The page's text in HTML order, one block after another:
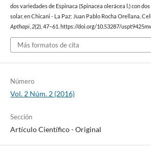
dos variedades de Espinaca (Spinacea olerácea l.) con
solar, en Chicani - La Paz: Juan Pablo Rocha Orellana,
Apthapi, 2(2), 47–61. https://doi.org/10.53287/
Más formatos de cita
Número
Vol. 2 Núm. 2 (2016)
Sección
Artículo Cientí­fico - Original